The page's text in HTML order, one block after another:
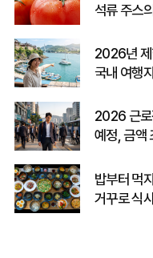
석류 주스
2026년 제
국내 여행
2026 근로
예정, 금액
밥부터 먹
거꾸로 식